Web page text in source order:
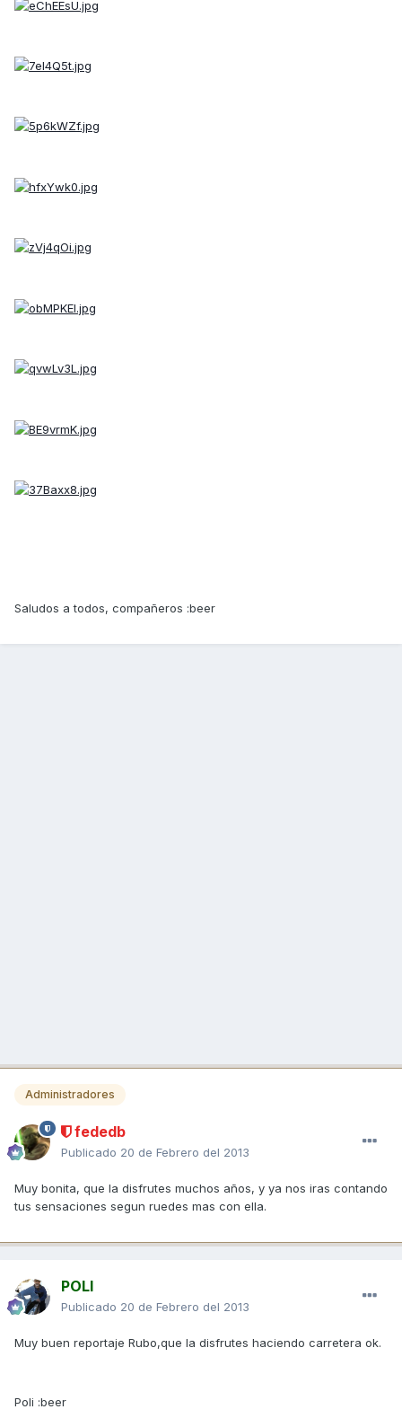
Saludos a todos, compañeros :beer
Administradores
fededb
Publicado 20 de Febrero del 2013
Muy bonita, que la disfrutes muchos años, y ya nos iras contando
tus sensaciones segun ruedes mas con ella.
POLI
Publicado 20 de Febrero del 2013
Muy buen reportaje Rubo,que la disfrutes haciendo carretera ok.
Poli :beer